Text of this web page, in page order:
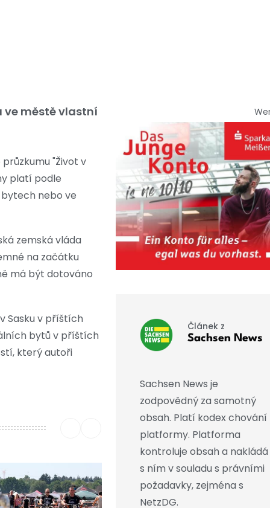
ve městě vlastní
"Život v
platí podle
nebo ve
zemská vláda
na začátku
má být dotováno
Sasku v příštích
bytů v příštích
který autoři
Článek z
Sachsen News
Sachsen News je
zodpovědný za samotný
obsah. Platí kodex chování
platformy. Platforma
kontroluje obsah a nakládá
s ním v souladu s právními
požadavky, zejména s
NetzDG.